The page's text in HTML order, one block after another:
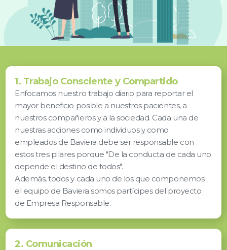
1. Trabajo Consciente y Compartido
Enfocamos nuestro trabajo diario para reportar el
mayor beneficio posible a nuestros pacientes, a
nuestros compañeros y a la sociedad. Cada una de
nuestras acciones como individuos y como
empleados de Baviera debe ser responsable con
estos tres pilares porque "De la conducta de cada uno
depende el destino de todos".
Además, todos y cada uno de los que componemos
el equipo de Baviera somos partícipes del proyecto
de Empresa Responsable.
2. Comunicación